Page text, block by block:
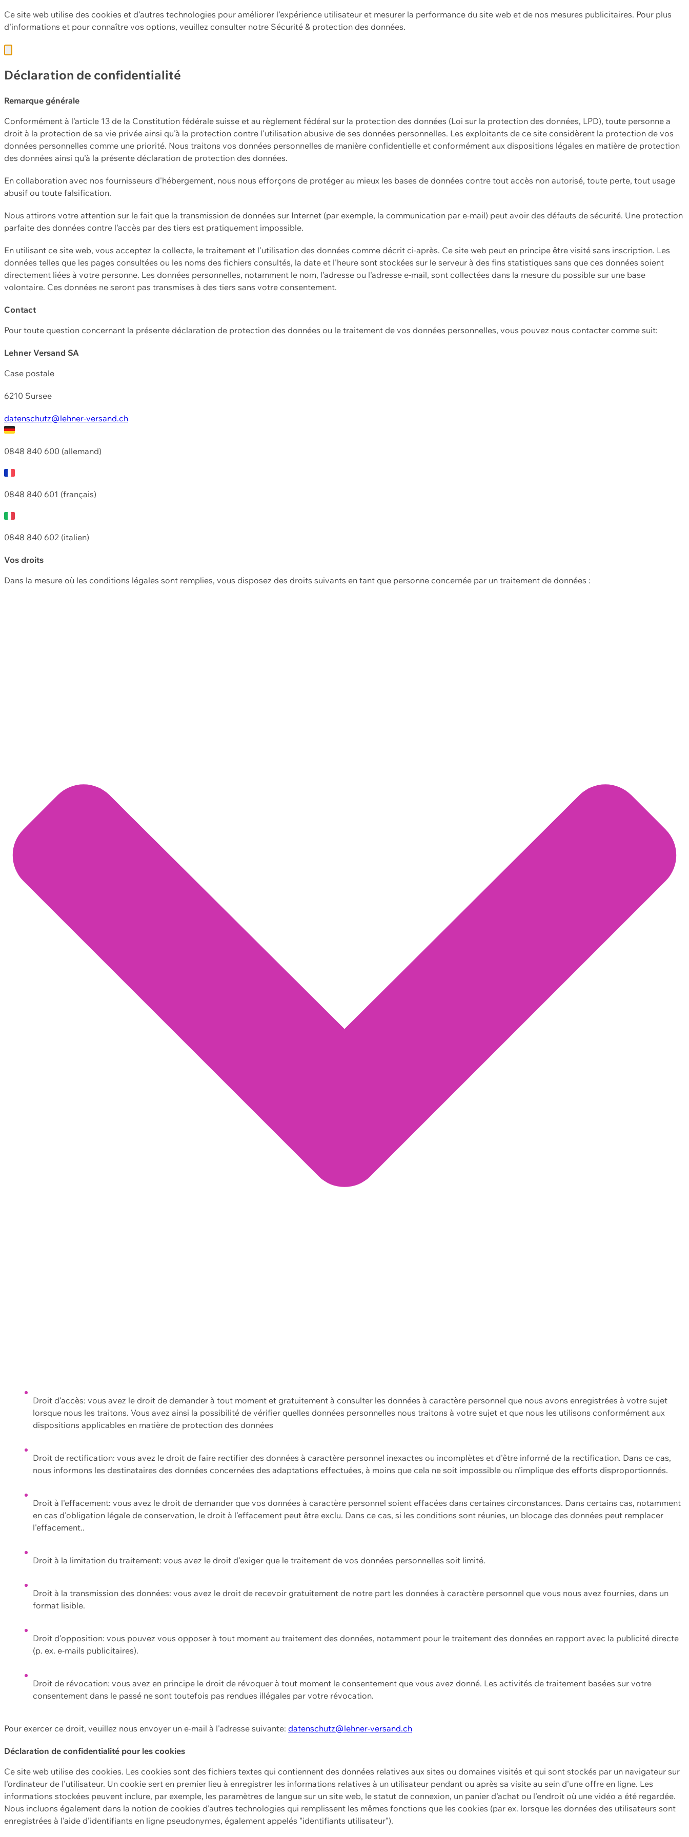
Ce site web utilise des cookies et d'autres technologies pour améliorer l'expérience utilisateur et mesurer la performance du site web et de nos mesures publicitaires. Pour plus
d'informations et pour connaître vos options, veuillez consulter notre Sécurité & protection des données.
Déclaration de confidentialité
Remarque générale
Conformément à l'article 13 de la Constitution fédérale suisse et au règlement fédéral sur la protection des données (Loi sur la protection des données, LPD), toute personne a
droit à la protection de sa vie privée ainsi qu'à la protection contre l'utilisation abusive de ses données personnelles. Les exploitants de ce site considèrent la protection de vos
données personnelles comme une priorité. Nous traitons vos données personnelles de manière confidentielle et conformément aux dispositions légales en matière de protection
des données ainsi qu'à la présente déclaration de protection des données.
En collaboration avec nos fournisseurs d'hébergement, nous nous efforçons de protéger au mieux les bases de données contre tout accès non autorisé, toute perte, tout usage
abusif ou toute falsification.
Nous attirons votre attention sur le fait que la transmission de données sur Internet (par exemple, la communication par e-mail) peut avoir des défauts de sécurité. Une protection
parfaite des données contre l'accès par des tiers est pratiquement impossible.
En utilisant ce site web, vous acceptez la collecte, le traitement et l'utilisation des données comme décrit ci-après. Ce site web peut en principe être visité sans inscription. Les
données telles que les pages consultées ou les noms des fichiers consultés, la date et l'heure sont stockées sur le serveur à des fins statistiques sans que ces données soient
directement liées à votre personne. Les données personnelles, notamment le nom, l'adresse ou l'adresse e-mail, sont collectées dans la mesure du possible sur une base
volontaire. Ces données ne seront pas transmises à des tiers sans votre consentement.
Contact
Pour toute question concernant la présente déclaration de protection des données ou le traitement de vos données personnelles, vous pouvez nous contacter comme suit:
Lehner Versand SA
Case postale
6210 Sursee
datenschutz@lehner-versand.ch
0848 840 600 (allemand)
0848 840 601 (français)
0848 840 602 (italien)
Vos droits
Dans la mesure où les conditions légales sont remplies, vous disposez des droits suivants en tant que personne concernée par un traitement de données :
Droit d'accès: vous avez le droit de demander à tout moment et gratuitement à consulter les données à caractère personnel que nous avons enregistrées à votre sujet
lorsque nous les traitons. Vous avez ainsi la possibilité de vérifier quelles données personnelles nous traitons à votre sujet et que nous les utilisons conformément aux
dispositions applicables en matière de protection des données
Droit de rectification: vous avez le droit de faire rectifier des données à caractère personnel inexactes ou incomplètes et d'être informé de la rectification. Dans ce cas,
nous informons les destinataires des données concernées des adaptations effectuées, à moins que cela ne soit impossible ou n'implique des efforts disproportionnés.
Droit à l'effacement: vous avez le droit de demander que vos données à caractère personnel soient effacées dans certaines circonstances. Dans certains cas, notamment
en cas d'obligation légale de conservation, le droit à l'effacement peut être exclu. Dans ce cas, si les conditions sont réunies, un blocage des données peut remplacer
l'effacement..
Droit à la limitation du traitement: vous avez le droit d'exiger que le traitement de vos données personnelles soit limité.
Droit à la transmission des données: vous avez le droit de recevoir gratuitement de notre part les données à caractère personnel que vous nous avez fournies, dans un
format lisible.
Droit d'opposition: vous pouvez vous opposer à tout moment au traitement des données, notamment pour le traitement des données en rapport avec la publicité directe
(p. ex. e-mails publicitaires).
Droit de révocation: vous avez en principe le droit de révoquer à tout moment le consentement que vous avez donné. Les activités de traitement basées sur votre
consentement dans le passé ne sont toutefois pas rendues illégales par votre révocation.
Pour exercer ce droit, veuillez nous envoyer un e-mail à l'adresse suivante: datenschutz@lehner-versand.ch
Déclaration de confidentialité pour les cookies
Ce site web utilise des cookies. Les cookies sont des fichiers textes qui contiennent des données relatives aux sites ou domaines visités et qui sont stockés par un navigateur sur
l'ordinateur de l'utilisateur. Un cookie sert en premier lieu à enregistrer les informations relatives à un utilisateur pendant ou après sa visite au sein d'une offre en ligne. Les
informations stockées peuvent inclure, par exemple, les paramètres de langue sur un site web, le statut de connexion, un panier d'achat ou l'endroit où une vidéo a été regardée.
Nous incluons également dans la notion de cookies d'autres technologies qui remplissent les mêmes fonctions que les cookies (par ex. lorsque les données des utilisateurs sont
enregistrées à l'aide d'identifiants en ligne pseudonymes, également appelés "identifiants utilisateur").